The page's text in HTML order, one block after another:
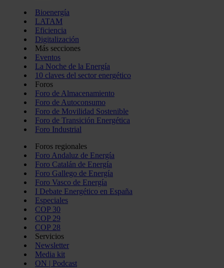
Bioenergía
LATAM
Eficiencia
Digitalización
Más secciones
Eventos
La Noche de la Energía
10 claves del sector energético
Foros
Foro de Almacenamiento
Foro de Autoconsumo
Foro de Movilidad Sostenible
Foro de Transición Energética
Foro Industrial
Foros regionales
Foro Andaluz de Energía
Foro Catalán de Energía
Foro Gallego de Energía
Foro Vasco de Energía
I Debate Energético en España
Especiales
COP 30
COP 29
COP 28
Servicios
Newsletter
Media kit
ON | Podcast